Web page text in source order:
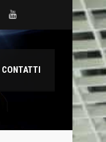
CONTATTI